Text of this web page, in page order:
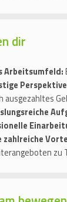
dir
Arbeitsumfeld:
ausgezahltes
zahlreiche
zu